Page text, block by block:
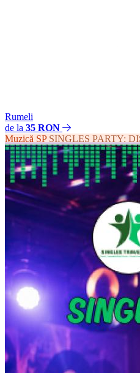
Rumeli
de la 35 RON
Muzică SP SINGLES PARTY: